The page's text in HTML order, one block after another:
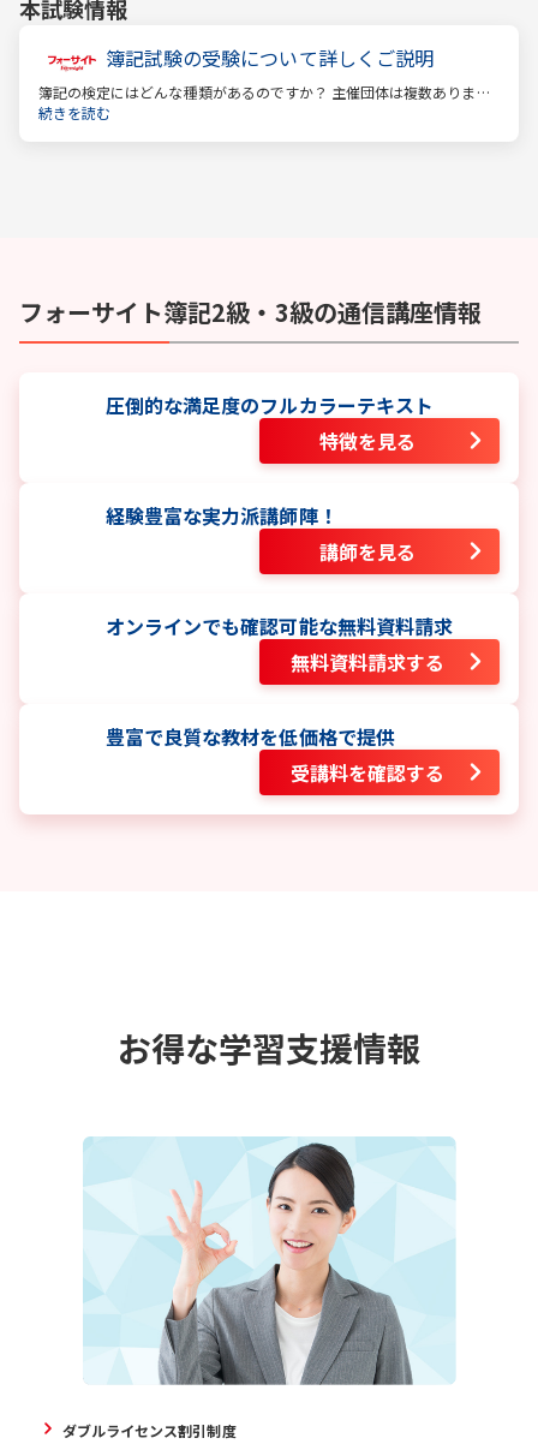
本試験情報
簿記試験の受験について詳しくご説明
簿記の検定にはどんな種類があるのですか？ 主催団体は複数ありま
す。 もっとも評価の高い「日商検定」をお薦めします。
続きを読む
フォーサイト簿記2級・3級の通信講座情報
圧倒的な満足度のフルカラーテキスト
特徴を見る
経験豊富な実力派講師陣！
講師を見る
オンラインでも確認可能な無料資料請求
無料資料請求する
豊富で良質な教材を低価格で提供
受講料を確認する
お得な学習支援情報
ダブルライセンス割引制度